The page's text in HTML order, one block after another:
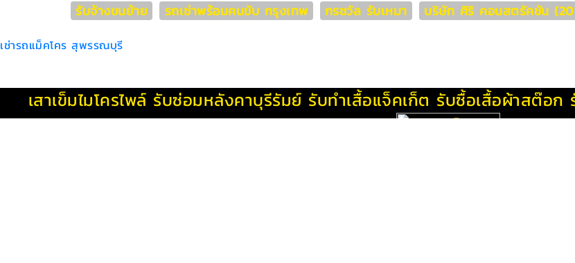
รับจ้างขนย้าย
รถเช่าพร้อมคนขับ กรุงเทพ กรชวัล รับเหมา บริษัท ศิริ คอนสตรัคชัน
เช่ารถแม็คโคร สุพรรณบุรี
เสาเข็มไมโครไพล์ รับซ่อมหลังคาบุรีรัมย์ รับทําเสื้อแจ็คเก็ต รับซื้อเสื้อผ้าสต๊อก